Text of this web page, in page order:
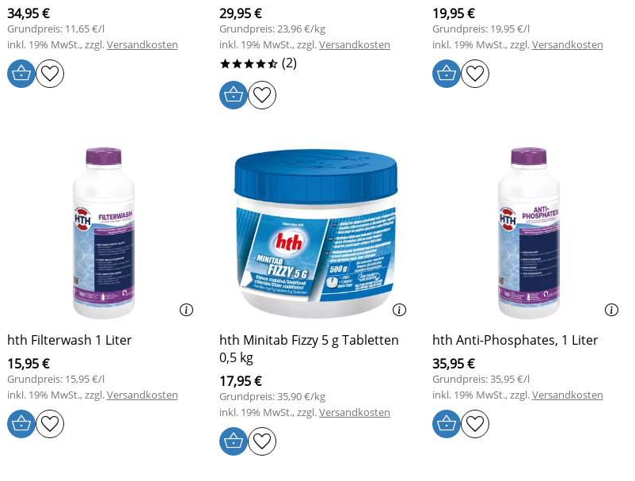
34,95 €
Grundpreis: 11,65 €/l
inkl. 19% MwSt., zzgl.Versandkosten
29,95 €
Grundpreis: 23,96 €/kg
inkl. 19% MwSt., zzgl.Versandkosten
****/ (2)
19,95 €
Grundpreis: 19,95 €/l
inkl. 19% MwSt., zzgl.Versandkosten
hth Filterwash 1 Liter
15,95 €
Grundpreis: 15,95 €/l
inkl. 19% MwSt., zzgl.Versandkosten
hth Minitab Fizzy 5 g Tabletten
0,5 kg
17,95 €
Grundpreis: 35,90 €/kg
inkl. 19% MwSt., zzgl.Versandkosten
hth Anti-Phosphates, 1 Liter
35,95 €
Grundpreis: 35,95 €/l
inkl. 19% MwSt., zzgl.Versandkosten